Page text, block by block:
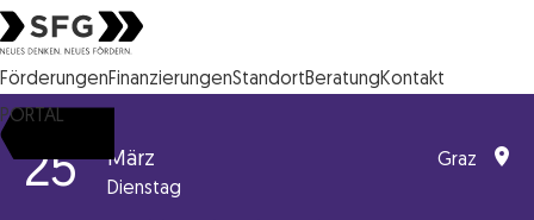
Steirische Wirtschaftsförderungsgesellschaft mbH SFG Logo
FörderungenFinanzierungenStandortBeratungKontakt
PORTAL
25 März
Dienstag
Graz